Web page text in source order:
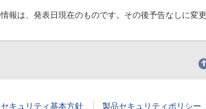
報は、発表日現在のものです。その後予告なしに変
キュリティ基本方針 製品セキュリティポリシー